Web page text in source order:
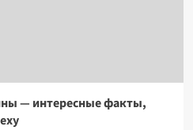
— интересные факты,